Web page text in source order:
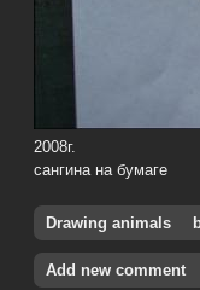
2008г.
сангина на бумаге
Drawing animals
Add new comment